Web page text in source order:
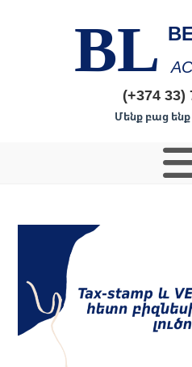
BL
(+374 33)
Մենք բաց ենք